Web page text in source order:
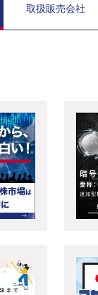
取扱販売会社